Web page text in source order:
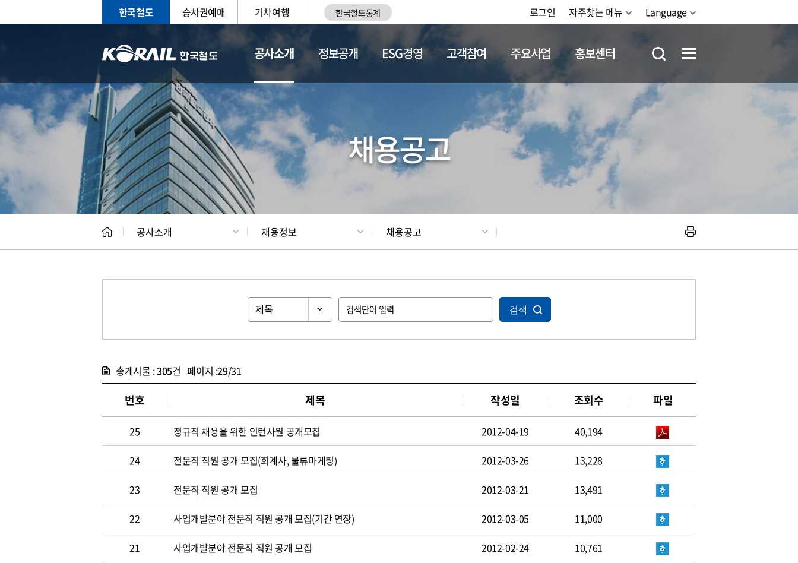
한국철도 승차권예매 기차여행 한국철도통계 로그인 자주찾는 메뉴 Language
공사소개
CEO 일반현황 채용정보
정보공개 ESG경영 고객참여 주요사업 홍보센터
채용공고
공사소개 채용정보 채용공고
검색
총게시물 :305건 페이지 :29/31
번호 제목 작성일 조회수 파일
25 정규직 채용을 위한 인턴사원 공개모집 2012-04-19 40,194
24 전문직 직원 공개 모집(회계사, 물류마케팅) 2012-03-26 13,228
23 전문직 직원 공개 모집 2012-03-21 13,491
22 사업개발분야 전문직 직원 공개 모집(기간 연장) 2012-03-05 11,000
21 사업개발분야 전문직 직원 공개 모집 2012-02-24 10,761